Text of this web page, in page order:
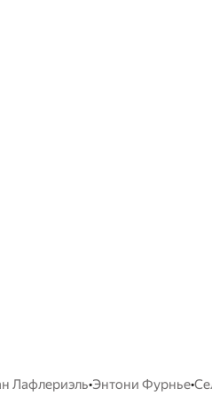
Лафлериэль•Энтони Фурнье•